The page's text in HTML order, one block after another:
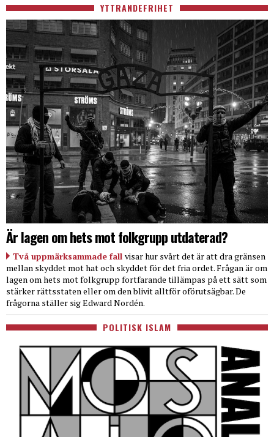
YTTRANDEFRIHET
Är lagen om hets mot folkgrupp utdaterad?
Två uppmärksammade fall visar hur svårt det är att dra gränsen
mellan skyddet mot hat och skyddet för det fria ordet. Frågan är om
lagen om hets mot folkgrupp fortfarande tillämpas på ett sätt som
stärker rättsstaten eller om den blivit alltför oförutsägbar. De
frågorna ställer sig Edward Nordén.
POLITISK ISLAM